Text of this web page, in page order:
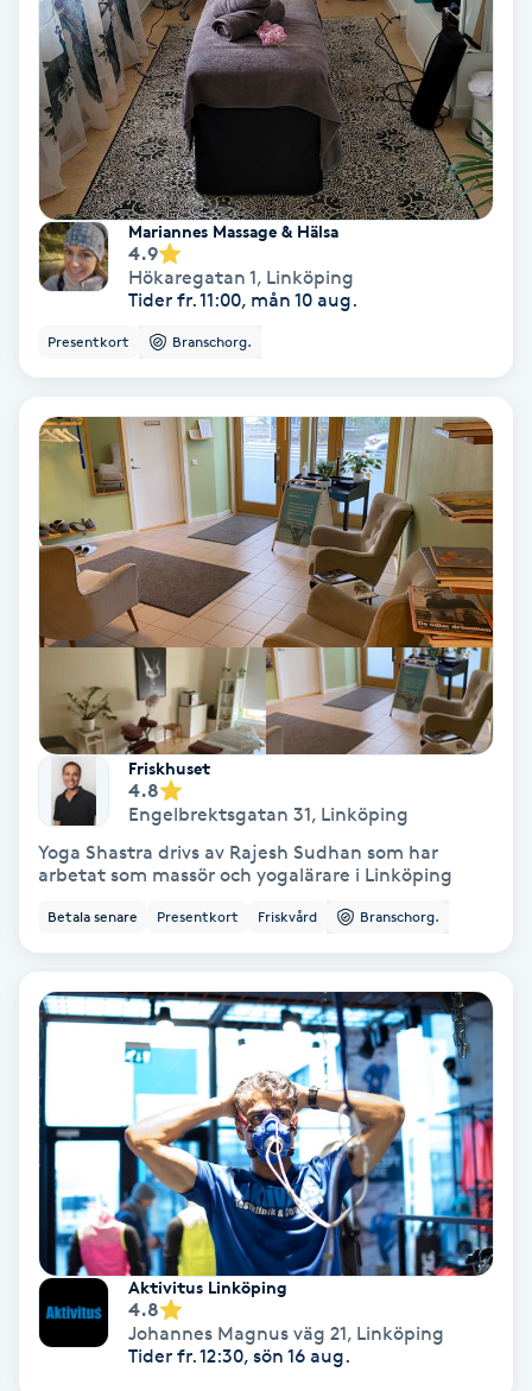
Nagelförlängning silke
Nagelförstärkning
Nagelklippning
Nagelsvamp
Naglar borttagning
Naglar reparation
Naprapati
Navelpiercing
NBE-massage
Ny frisyr
Olaplex
Olaplexbehandling
Ombre
Ombre brows
Ombre naglar
Optiker
Ortobionomi
Ortopedi
Mariannes Massage & Hälsa
4.9
Hökaregatan 1, Linköping
Tider fr. 11:00, mån 10 aug.
Presentkort Branschorg.
Friskhuset
4.8
Engelbrektsgatan 31, Linköping
Yoga Shastra drivs av Rajesh Sudhan som har
arbetat som massör och yogalärare i Linköping
Betala senare Presentkort Friskvård Branschorg.
Aktivitus Linköping
4.8
Johannes Magnus väg 21, Linköping
Tider fr. 12:30, sön 16 aug.